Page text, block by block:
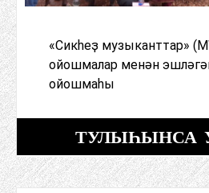
«Сикһеҙ музыканттар»
ойошмалар менән
ойошмаһы
ТУЛЫҺЫНСА